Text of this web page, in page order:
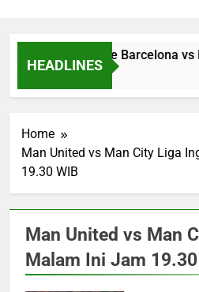
HEADLINES
Streaming Jalalive Barcelona vs
9 Hours Ago
Home
Man United vs Man City Liga
19.30 WIB
Man United vs Man
Malam Ini Jam